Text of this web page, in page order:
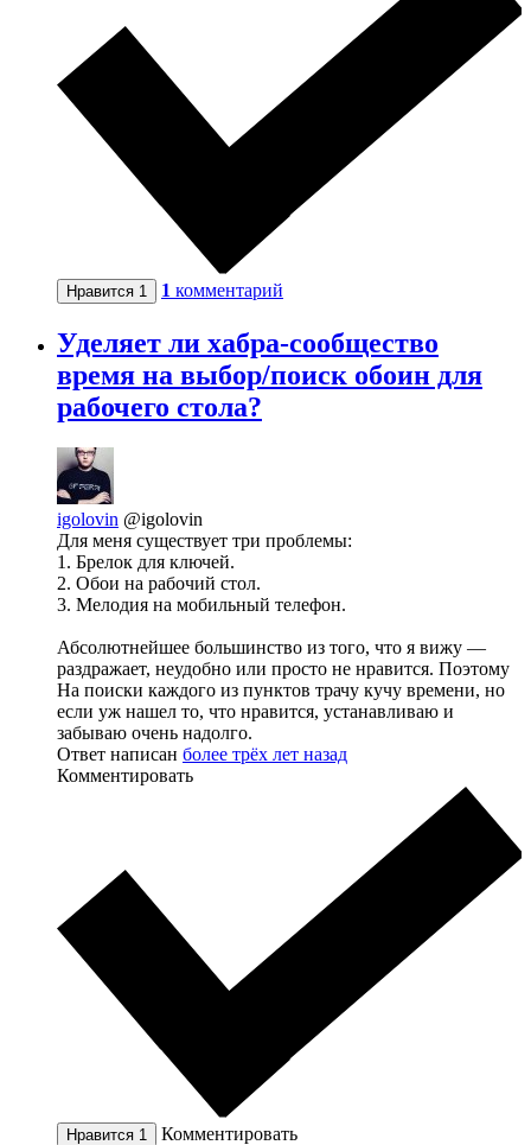
Нравится 1 1 комментарий
Уделяет ли хабра-сообщество
время на выбор/поиск обоин для
рабочего стола?
igolovin @igolovin
Для меня существует три проблемы:
1. Брелок для ключей.
2. Обои на рабочий стол.
3. Мелодия на мобильный телефон.
Абсолютнейшее большинство из того, что я вижу —
раздражает, неудобно или просто не нравится. Поэтому
На поиски каждого из пунктов трачу кучу времени, но
если уж нашел то, что нравится, устанавливаю и
забываю очень надолго.
Ответ написан более трёх лет назад
Комментировать
Нравится 1 Комментировать